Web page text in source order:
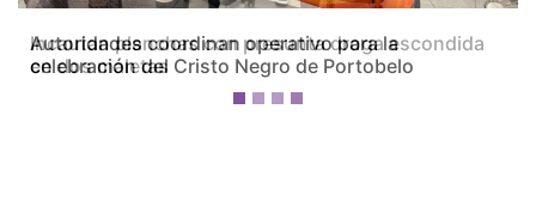
Incautan planchas con presunta droga escondida
en dos maletas